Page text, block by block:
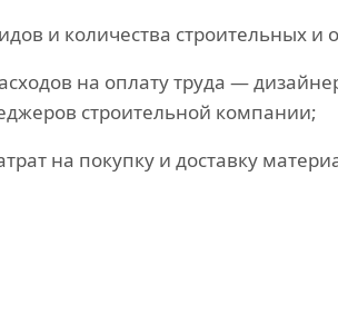
и количества строительных и
на оплату труда —
строительной компании;
на покупку и доставку